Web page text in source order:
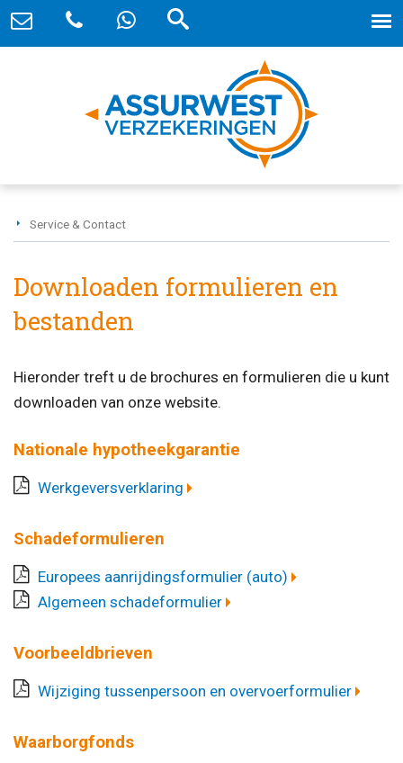
Service & Contact
Downloaden formulieren en
bestanden
Hieronder treft u de brochures en formulieren die u kunt
downloaden van onze website.
Nationale hypotheekgarantie
Werkgeversverklaring
Schadeformulieren
Europees aanrijdingsformulier (auto)
Algemeen schadeformulier
Voorbeeldbrieven
Wijziging tussenpersoon en overvoerformulier
Waarborgfonds